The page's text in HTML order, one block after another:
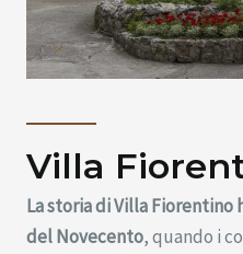
Villa
La storia di Villa Fiorentino
del Novecento, quando i